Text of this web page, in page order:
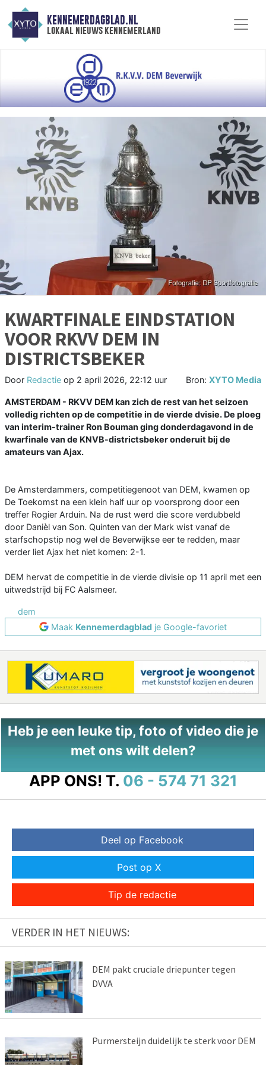
KENNEMERDAGBLAD.NL
lokaal nieuws kennemerland
KWARTFINALE EINDSTATION
VOOR RKVV DEM IN
DISTRICTSBEKER
Door Redactie op 2 april 2026, 22:12 uur Bron: XYTO Media
AMSTERDAM - RKVV DEM kan zich de rest van het seizoen
volledig richten op de competitie in de vierde dvisie. De ploeg
van interim-trainer Ron Bouman ging donderdagavond in de
kwarfinale van de KNVB-districtsbeker onderuit bij de
amateurs van Ajax.
De Amsterdammers, competitiegenoot van DEM, kwamen op
De Toekomst na een klein half uur op voorsprong door een
treffer Rogier Arduin. Na de rust werd die score verdubbeld
door Danièl van Son. Quinten van der Mark wist vanaf de
starfschopstip nog wel de Beverwijkse eer te redden, maar
verder liet Ajax het niet komen: 2-1.
DEM hervat de competitie in de vierde divisie op 11 april met een
uitwedstrijd bij FC Aalsmeer.
dem
Maak Kennemerdagblad je Google-favoriet
Heb je een leuke tip, foto of video die je
met ons wilt delen?
APP ONS! T. 06 - 574 71 321
Deel op Facebook
Post op X
Tip de redactie
VERDER IN HET NIEUWS:
DEM pakt cruciale driepunter tegen
DVVA
Purmersteijn duidelijk te sterk voor DEM